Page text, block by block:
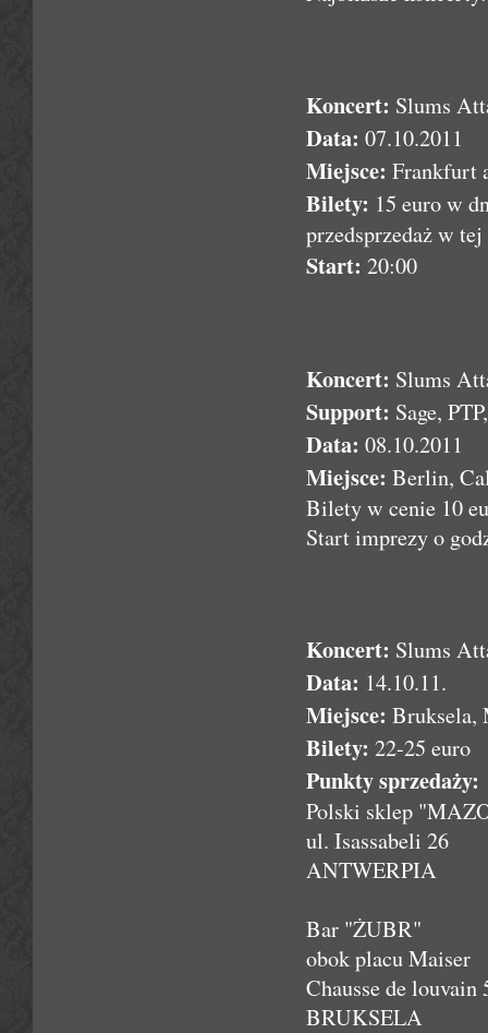
Koncert: Slums
Data: 07.10.2011
Miejsce: Frankfurt
Bilety: 15 euro w
przedsprzedaż w
Start: 20:00
Koncert: Slums
Support: Sage,
Data: 08.10.2011
Miejsce: Berlin,
Bilety w cenie 10
Start imprezy o
Koncert: Slums
Data: 14.10.11.
Miejsce: Bruksela,
Bilety: 22-25 euro
Punkty sprzedaży:
Polski sklep
ul. Isassabeli 26
ANTWERPIA
Bar "ŻUBR"
obok placu Maiser
Chausse de louvain
BRUKSELA